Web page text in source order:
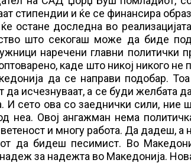
стипендии и ќе се финансира
остане доследна во
што секогаш може да биде
наречени главни политички
каде што никој никого
да се направи подобар. Тоа
да исчезнуваат, а се буди желбата
И сето ова со заеднички сили,
неа. Овој ангажман нема
и многу работа. Да дадеш, а
да бидеш песимист. Во
за надежта во Македонија.